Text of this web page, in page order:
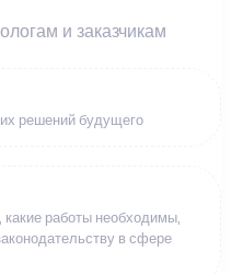
и заказчикам
решений будущего
какие работы необходимы,
в сфере